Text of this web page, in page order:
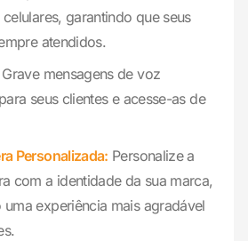
garantindo que seus
atendidos.
Grave mensagens de voz
seus clientes e acesse-as de
Personalizada: Personalize a
com a identidade da sua marca,
experiência mais agradável